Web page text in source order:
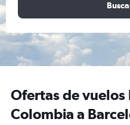
Ofertas de vuelos
Colombia a